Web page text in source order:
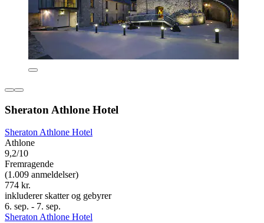
Sheraton Athlone Hotel
Sheraton Athlone Hotel
Athlone
9,2/10
Fremragende
(1.009 anmeldelser)
774 kr.
inkluderer skatter og gebyrer
6. sep. - 7. sep.
Sheraton Athlone Hotel